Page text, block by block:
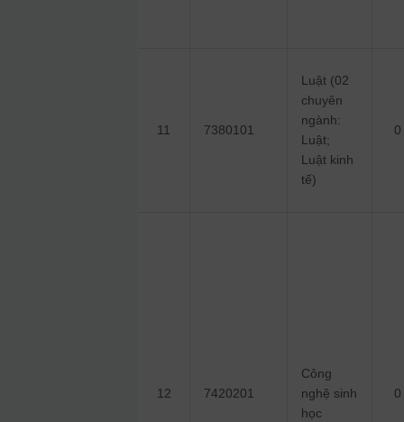
11 7380101
Luật (02
chuyên
ngành:
Luật;
Luật kinh
tế)
0
12 7420201
Công
nghệ sinh
học
0